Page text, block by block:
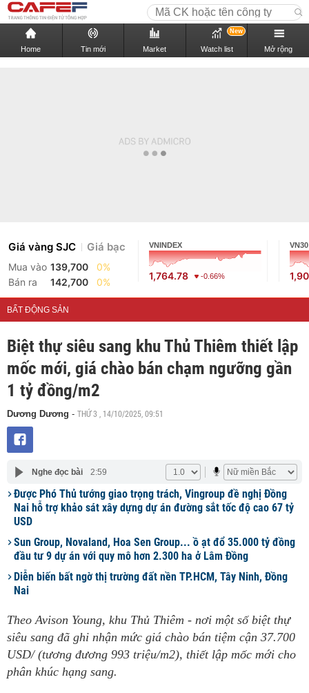
Home Tin mới Market Watch list
New
Mở rộng
Giá vàng SJC Giá bạc
Mua vào 139,700
0%
Bán ra
142,700 0%
VNINDEX
1,764.78 -0.66%
VN30
BẤT ĐỘNG SẢN
Biệt thự siêu sang khu Thủ Thiêm thiết lập
mốc mới, giá chào bán chạm ngưỡng gần
1 tỷ đồng/m2
Dương Dương - THỨ 3 , 14/10/2025, 09:51
Nghe đọc bài 2:59
Được Phó Thủ tướng giao trọng trách, Vingroup đề nghị Đồng
Nai hỗ trợ khảo sát xây dựng dự án đường sắt tốc độ cao 67 tỷ
USD
Sun Group, Novaland, Hoa Sen Group... ồ ạt đổ 35.000 tỷ đồng
đầu tư 9 dự án với quy mô hơn 2.300 ha ở Lâm Đồng
Diễn biến bất ngờ thị trường đất nền TP.HCM, Tây Ninh, Đồng
Nai
Theo Avison Young, khu Thủ Thiêm - nơi một số biệt thự
siêu sang đã ghi nhận mức giá chào bán tiệm cận 37.700
USD/ (tương đương 993 triệu/m2), thiết lập mốc mới cho
phân khúc hạng sang.